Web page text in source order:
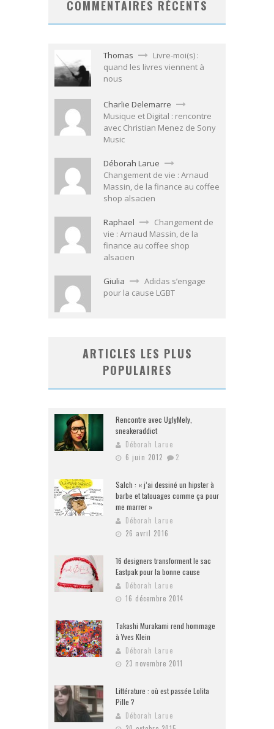
COMMENTAIRES RÉCENTS
Thomas
Livre-moi(s) :
quand les livres viennent à
nous
Charlie Delemarre
Musique et Digital : rencontre
avec Christian Menez de Sony
Music
Déborah Larue
Changement de vie : Arnaud
Massin, de la finance au coffee
shop alsacien
Raphael
Changement de
vie : Arnaud Massin, de la
finance au coffee shop
alsacien
Giulia
Adidas s’engage
pour la cause LGBT
ARTICLES LES PLUS
POPULAIRES
Rencontre avec UglyMely,
sneakeraddict
Déborah Larue
6 juin 2012
2
Salch : « j’ai dessiné un hipster à
barbe et tatouages comme ça pour
me marrer »
Déborah Larue
26 avril 2016
16 designers transforment le sac
Eastpak pour la bonne cause
Déborah Larue
16 décembre 2014
Takashi Murakami rend hommage
à Yves Klein
Déborah Larue
23 novembre 2011
Littérature : où est passée Lolita
Pille ?
Déborah Larue